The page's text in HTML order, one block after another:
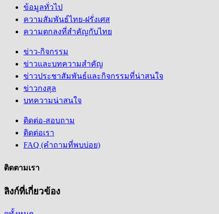
ข้อมูลทั่วไป
ความสัมพันธ์ไทย-ฝรั่งเศส
ความตกลงที่สำคัญกับไทย
ข่าว-กิจกรรม
ข่าวและบทความสำคัญ
ข่าวประชาสัมพันธ์และกิจกรรมที่น่าสนใจ
ข่าวกงสุล
บทความน่าสนใจ
ติดต่อ-สอบถาม
ติดต่อเรา
FAQ (คำถามที่พบบ่อย)
ติดตามเรา
ลิงก์ที่เกี่ยวข้อง